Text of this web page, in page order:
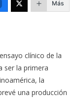
Más
clínico de la
ser la primera
la
una producción